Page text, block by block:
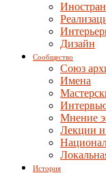
Дизайн
Сообщество
Союз
Имена
Мнение
Лекции
История